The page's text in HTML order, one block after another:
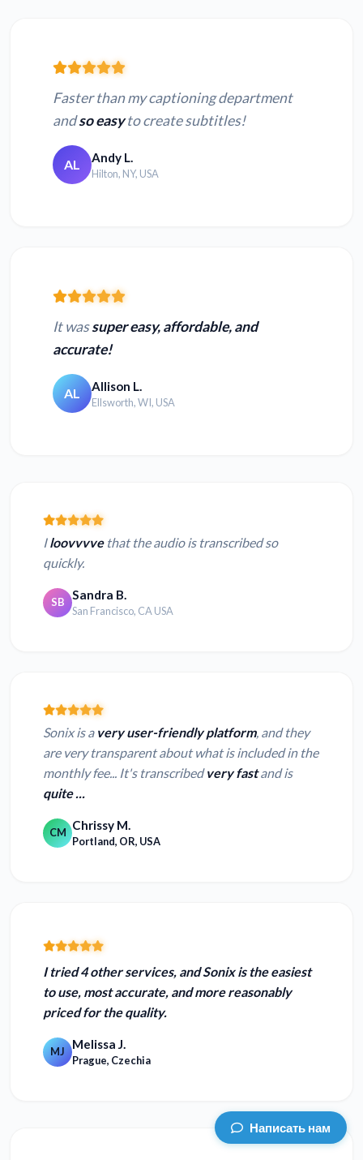
Faster than my captioning department
andso easyto create subtitles!
AL Andy L.
Hilton, NY, USA
It wassuper easy, affordable, and
accurate!
AL Allison L.
Ellsworth, WI, USA
Iloovvvvethat the audio is transcribed so
quickly.
SB Sandra B.
San Francisco, CA USA
Sonix is a very user-friendly platform, and they
are very transparent about what is included in the
monthly fee... It's transcribedvery fastand is
quite ...
CM Chrissy M.
Portland, OR, USA
I tried 4 other services, and Sonix is theeasiest
to use, most accurate, and more reasonably
pricedfor the quality.
MJ Melissa J.
Prague, Czechia
Написать нам